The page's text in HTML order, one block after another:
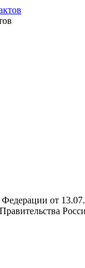
Федерации от